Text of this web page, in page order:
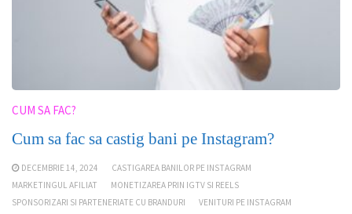
CUM SA FAC?
Cum sa fac sa castig bani pe Instagram?
DECEMBRIE 14, 2024
CASTIGAREA BANILOR PE INSTAGRAM
MARKETINGUL AFILIAT
MONETIZAREA PRIN IGTV SI REELS
SPONSORIZARI SI PARTENERIATE CU BRANDURI
VENITURI PE INSTAGRAM